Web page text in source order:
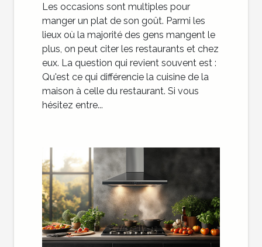
Les occasions sont multiples pour
manger un plat de son goût. Parmi les
lieux où la majorité des gens mangent le
plus, on peut citer les restaurants et chez
eux. La question qui revient souvent est :
Qu'est ce qui différencie la cuisine de la
maison à celle du restaurant. Si vous
hésitez entre...